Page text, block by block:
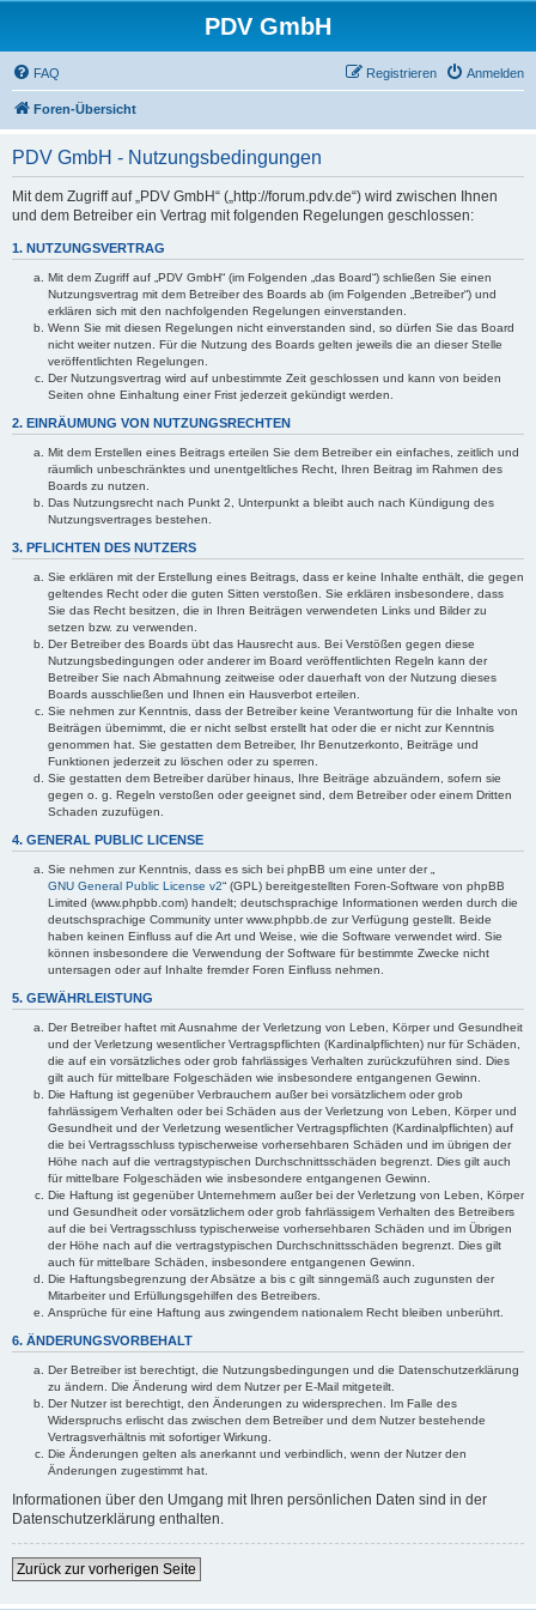
PDV GmbH
FAQ Anmelden
Registrieren
Foren-Übersicht
PDV GmbH - Nutzungsbedingungen
Mit dem Zugriff auf „PDV GmbH“ („http://forum.pdv.de“) wird zwischen Ihnen
und dem Betreiber ein Vertrag mit folgenden Regelungen geschlossen:
1. NUTZUNGSVERTRAG
Mit dem Zugriff auf „PDV GmbH“ (im Folgenden „das Board“) schließen Sie einen
Nutzungsvertrag mit dem Betreiber des Boards ab (im Folgenden „Betreiber“) und
erklären sich mit den nachfolgenden Regelungen einverstanden.
Wenn Sie mit diesen Regelungen nicht einverstanden sind, so dürfen Sie das Board
nicht weiter nutzen. Für die Nutzung des Boards gelten jeweils die an dieser Stelle
veröffentlichten Regelungen.
Der Nutzungsvertrag wird auf unbestimmte Zeit geschlossen und kann von beiden
Seiten ohne Einhaltung einer Frist jederzeit gekündigt werden.
2. EINRÄUMUNG VON NUTZUNGSRECHTEN
Mit dem Erstellen eines Beitrags erteilen Sie dem Betreiber ein einfaches, zeitlich und
räumlich unbeschränktes und unentgeltliches Recht, Ihren Beitrag im Rahmen des
Boards zu nutzen.
Das Nutzungsrecht nach Punkt 2, Unterpunkt a bleibt auch nach Kündigung des
Nutzungsvertrages bestehen.
3. PFLICHTEN DES NUTZERS
Sie erklären mit der Erstellung eines Beitrags, dass er keine Inhalte enthält, die gegen
geltendes Recht oder die guten Sitten verstoßen. Sie erklären insbesondere, dass
Sie das Recht besitzen, die in Ihren Beiträgen verwendeten Links und Bilder zu
setzen bzw. zu verwenden.
Der Betreiber des Boards übt das Hausrecht aus. Bei Verstößen gegen diese
Nutzungsbedingungen oder anderer im Board veröffentlichten Regeln kann der
Betreiber Sie nach Abmahnung zeitweise oder dauerhaft von der Nutzung dieses
Boards ausschließen und Ihnen ein Hausverbot erteilen.
Sie nehmen zur Kenntnis, dass der Betreiber keine Verantwortung für die Inhalte von
Beiträgen übernimmt, die er nicht selbst erstellt hat oder die er nicht zur Kenntnis
genommen hat. Sie gestatten dem Betreiber, Ihr Benutzerkonto, Beiträge und
Funktionen jederzeit zu löschen oder zu sperren.
Sie gestatten dem Betreiber darüber hinaus, Ihre Beiträge abzuändern, sofern sie
gegen o. g. Regeln verstoßen oder geeignet sind, dem Betreiber oder einem Dritten
Schaden zuzufügen.
4. GENERAL PUBLIC LICENSE
Sie nehmen zur Kenntnis, dass es sich bei phpBB um eine unter der „
GNU General Public License v2“ (GPL) bereitgestellten Foren-Software von phpBB
Limited (www.phpbb.com) handelt; deutschsprachige Informationen werden durch die
deutschsprachige Community unter www.phpbb.de zur Verfügung gestellt. Beide
haben keinen Einfluss auf die Art und Weise, wie die Software verwendet wird. Sie
können insbesondere die Verwendung der Software für bestimmte Zwecke nicht
untersagen oder auf Inhalte fremder Foren Einfluss nehmen.
5. GEWÄHRLEISTUNG
Der Betreiber haftet mit Ausnahme der Verletzung von Leben, Körper und Gesundheit
und der Verletzung wesentlicher Vertragspflichten (Kardinalpflichten) nur für Schäden,
die auf ein vorsätzliches oder grob fahrlässiges Verhalten zurückzuführen sind. Dies
gilt auch für mittelbare Folgeschäden wie insbesondere entgangenen Gewinn.
Die Haftung ist gegenüber Verbrauchern außer bei vorsätzlichem oder grob
fahrlässigem Verhalten oder bei Schäden aus der Verletzung von Leben, Körper und
Gesundheit und der Verletzung wesentlicher Vertragspflichten (Kardinalpflichten) auf
die bei Vertragsschluss typischerweise vorhersehbaren Schäden und im übrigen der
Höhe nach auf die vertragstypischen Durchschnittsschäden begrenzt. Dies gilt auch
für mittelbare Folgeschäden wie insbesondere entgangenen Gewinn.
Die Haftung ist gegenüber Unternehmern außer bei der Verletzung von Leben, Körper
und Gesundheit oder vorsätzlichem oder grob fahrlässigem Verhalten des Betreibers
auf die bei Vertragsschluss typischerweise vorhersehbaren Schäden und im Übrigen
der Höhe nach auf die vertragstypischen Durchschnittsschäden begrenzt. Dies gilt
auch für mittelbare Schäden, insbesondere entgangenen Gewinn.
Die Haftungsbegrenzung der Absätze a bis c gilt sinngemäß auch zugunsten der
Mitarbeiter und Erfüllungsgehilfen des Betreibers.
Ansprüche für eine Haftung aus zwingendem nationalem Recht bleiben unberührt.
6. ÄNDERUNGSVORBEHALT
Der Betreiber ist berechtigt, die Nutzungsbedingungen und die Datenschutzerklärung
zu ändern. Die Änderung wird dem Nutzer per E-Mail mitgeteilt.
Der Nutzer ist berechtigt, den Änderungen zu widersprechen. Im Falle des
Widerspruchs erlischt das zwischen dem Betreiber und dem Nutzer bestehende
Vertragsverhältnis mit sofortiger Wirkung.
Die Änderungen gelten als anerkannt und verbindlich, wenn der Nutzer den
Änderungen zugestimmt hat.
Informationen über den Umgang mit Ihren persönlichen Daten sind in der
Datenschutzerklärung enthalten.
Zurück zur vorherigen Seite